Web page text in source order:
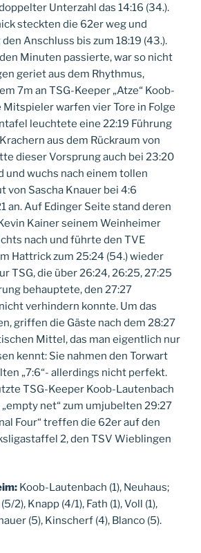
Unterzahl das 14:16 (34.).
steckten die 62er weg und
Anschluss bis zum 18:19 (43.).
Minuten passierte, war so nicht
geriet aus dem Rhythmus,
7m an TSG-Keeper „Atze“ Koob-
Mitspieler warfen vier Tore in Folge
leuchtete eine 22:19 Führung
aus dem Rückraum von
dieser Vorsprung auch bei 23:20
und wuchs nach einem tollen
von Sascha Knauer bei 4:6
an. Auf Edinger Seite stand deren
Kainer seinem Weinheimer
nach und führte den TVE
Hattrick zum 25:24 (54.) wieder
TSG, die über 26:24, 26:25, 27:25
behauptete, den 27:27
verhindern konnte. Um das
griffen die Gäste nach dem 28:27
Mittel, das man eigentlich nur
kennt: Sie nahmen den Torwart
„7:6“- allerdings nicht perfekt.
TSG-Keeper Koob-Lautenbach
net“ zum umjubelten 29:27
Four“ treffen die 62er auf den
2, den TSV Wieblingen
Koob-Lautenbach (1), Neuhaus;
2), Knapp (4/1), Fath (1), Voll (1),
(5), Kinscherf (4), Blanco (5).